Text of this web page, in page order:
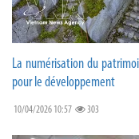
La numérisation du
pour le développement
10/04/2026 10:57 303